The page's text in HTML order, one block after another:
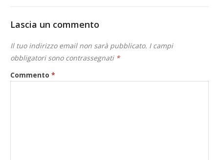
Lascia un commento
Il tuo indirizzo email non sarà pubblicato. I campi
obbligatori sono contrassegnati *
Commento*